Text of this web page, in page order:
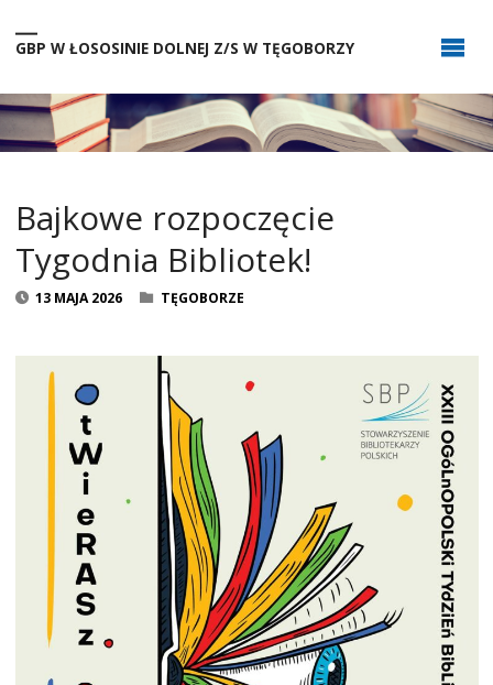
GBP W ŁOSOSINIE DOLNEJ Z/S W TĘGOBORZY
Bajkowe rozpoczęcie
Tygodnia Bibliotek!
13 MAJA 2026 TĘGOBORZE